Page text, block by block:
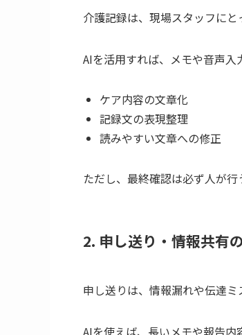
介護記録は、現場スタッフにと
AIを活用すれば、メモや音声入
ケア内容の文章化
記録文の表現整理
読みやすい文章への修正
ただし、最終確認は必ず人が行
2. 申し送り・情報共有
申し送りは、情報漏れや伝達ミ
AIを使えば、長いメモや報告内